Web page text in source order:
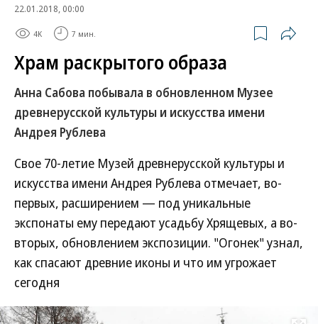
22.01.2018, 00:00
4K 7 мин.
Храм раскрытого образа
Анна Сабова побывала в обновленном Музее
древнерусской культуры и искусства имени
Андрея Рублева
Свое 70-летие Музей древнерусской культуры и
искусства имени Андрея Рублева отмечает, во-
первых, расширением — под уникальные
экспонаты ему передают усадьбу Хрящевых, а во-
вторых, обновлением экспозиции. "Огонек" узнал,
как спасают древние иконы и что им угрожает
сегодня